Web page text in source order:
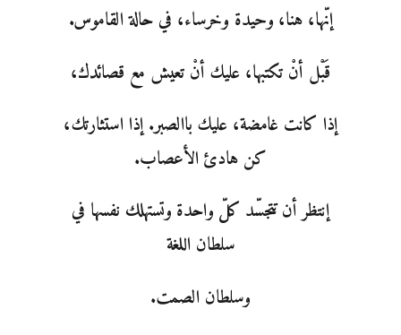
إنّها، هنا، وحيدة وخرساء، في حالة القاموس.
قَبْل أنْ تكتبها، عليك أنْ تعيش مع قصائدك،
إذا كانت غامضة، عليك باالصبر. إذا استثارتك،
كن هادئ الأعصاب.
إنتظر أن تتجسّد كلّ واحدة وتستهلك نفسها في
سلطان اللغة
وسلطان الصمت.